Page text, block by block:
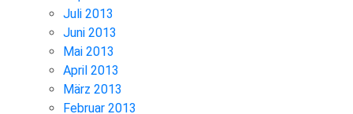
Juli 2013
Juni 2013
Mai 2013
April 2013
März 2013
Februar 2013